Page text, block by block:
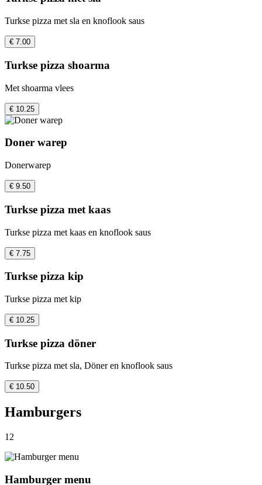
Turkse pizza met sla en knoflook saus
€ 7.00
Turkse pizza shoarma
Met shoarma vlees
€ 10.25
Doner warep
Donerwarep
€ 9.50
Turkse pizza met kaas
Turkse pizza met kaas en knoflook saus
€ 7.75
Turkse pizza kip
Turkse pizza met kip
€ 10.25
Turkse pizza döner
Turkse pizza met sla, Döner en knoflook saus
€ 10.50
Hamburgers
12
Hamburger menu